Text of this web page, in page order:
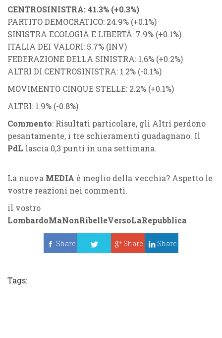
CENTROSINISTRA: 41.3% (+0.3%)
PARTITO DEMOCRATICO: 24.9% (+0.1%)
SINISTRA ECOLOGIA E LIBERTÀ: 7.9% (+0.1%)
ITALIA DEI VALORI: 5.7% (INV)
FEDERAZIONE DELLA SINISTRA: 1.6% (+0.2%)
ALTRI DI CENTROSINISTRA: 1.2% (-0.1%)
MOVIMENTO CINQUE STELLE: 2.2% (+0.1%)
ALTRI: 1.9% (-0.8%)
Commento: Risultati particolare, gli Altri perdono
pesantamente, i tre schieramenti guadagnano. Il
PdL lascia 0,3 punti in una settimana.
La nuova MEDIA è meglio della vecchia? Aspetto le
vostre reazioni nei commenti.
il vostro
LombardoMaNonRibelleVersoLaRepubblica
Share
Share Share
Tags: